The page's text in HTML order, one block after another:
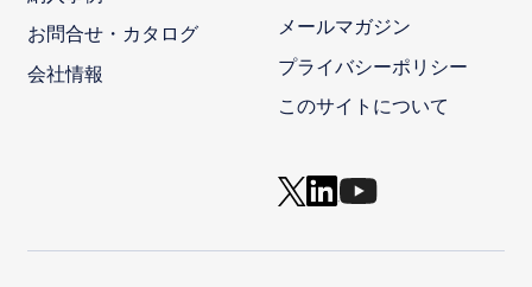
お問合せ・カタログ
会社情報
メールマガジン
プライバシーポリシー
このサイトについて